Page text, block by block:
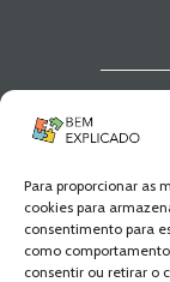
Para proporcionar as
cookies para
consentimento para
como
consentir ou retirar o
Fica a
Spam,